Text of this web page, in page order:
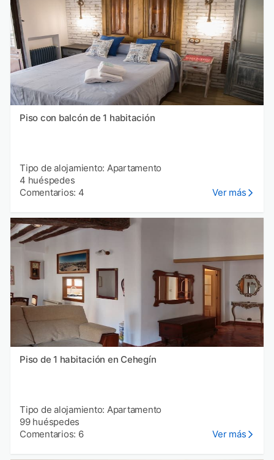
Piso con balcón de 1 habitación
Tipo de alojamiento: Apartamento
4 huéspedes
Comentarios: 4
Ver más
Piso de 1 habitación en Cehegín
Tipo de alojamiento: Apartamento
99 huéspedes
Comentarios: 6
Ver más